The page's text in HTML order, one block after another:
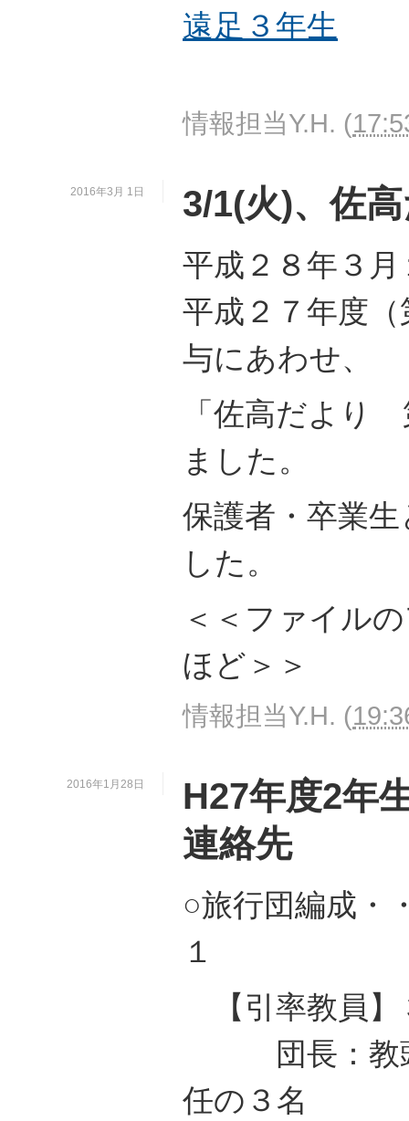
遠足３年生
情報担当Y.H. (
2016年3月 1日 3/1(火)、佐
平成２８年３
平成２７年度
与にあわせ、
「佐高だより
ました。
保護者・卒業
した。
＜＜ファイル
ほど＞＞
情報担当Y.H. (
2016年1月28日
H27年度2年
連絡先
○旅行団編成・
１
【引率教員】
団長：教頭
任の３名